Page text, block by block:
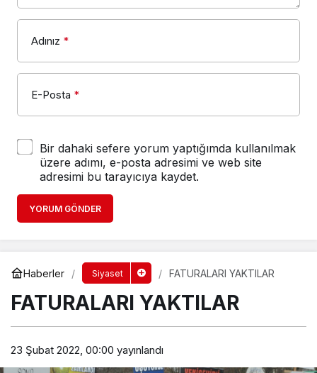
Adınız *
E-Posta *
Bir dahaki sefere yorum yaptığımda kullanılmak
üzere adımı, e-posta adresimi ve web site
adresimi bu tarayıcıya kaydet.
YORUM GÖNDER
Haberler Siyaset FATURALARI YAKTILAR
FATURALARI YAKTILAR
23 Şubat 2022, 00:00 yayınlandı